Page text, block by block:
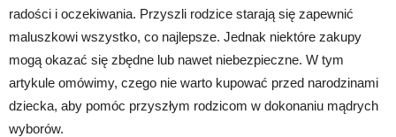
radości i oczekiwania. Przyszli rodzice starają się zapewnić
maluszkowi wszystko, co najlepsze. Jednak niektóre zakupy
mogą okazać się zbędne lub nawet niebezpieczne. W tym
artykule omówimy, czego nie warto kupować przed narodzinami
dziecka, aby pomóc przyszłym rodzicom w dokonaniu mądrych
wyborów.